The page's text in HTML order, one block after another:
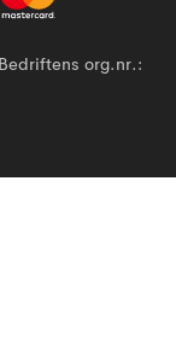
org.nr.: